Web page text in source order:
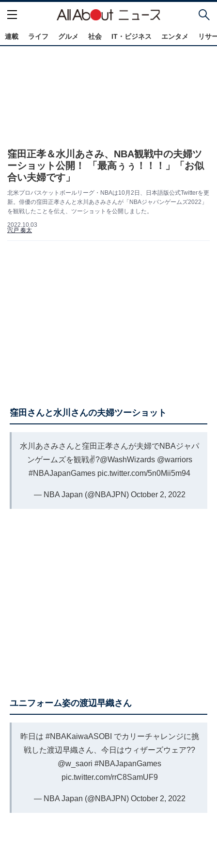
連載 ライフ グルメ 社会 IT・ビジネス エンタメ リサ
窪田正孝＆水川あさみ、NBA観戦中の夫婦ツ
ーショット公開！ 「最高ぅぅ！！！」「お似
合い夫婦です」
北米プロバスケットボールリーグ・NBAは10月2日、日本語版公式Twitterを更
新。俳優の窪田正孝さんと水川あさみさんが「NBAジャパンゲームズ2022」
を観戦したことを伝え、ツーショットを公開しました。
2022.10.03
宍戸 奏太
窪田さんと水川さんの夫婦ツーショット
水川あさみさんと窪田正孝さんが夫婦でNBAジャパ
ンゲームズを観戦✌️?@WashWizards @warriors
#NBAJapanGames pic.twitter.com/5n0Mii5m94
— NBA Japan (@NBAJPN) October 2, 2022
ユニフォーム姿の渡辺早織さん
昨日は #NBAKaiwaASOBI でカリーチャレンジに挑
戦した渡辺早織さん、今日はウィザーズウェア??
@w_saori #NBAJapanGames
pic.twitter.com/rrC8SamUF9
— NBA Japan (@NBAJPN) October 2, 2022